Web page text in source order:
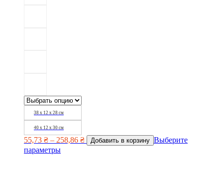
38 х 12 х 28 см
40 х 12 х 30 см
55,73 ₴ – 258,86 ₴ Добавить в корзину Выберите
параметры